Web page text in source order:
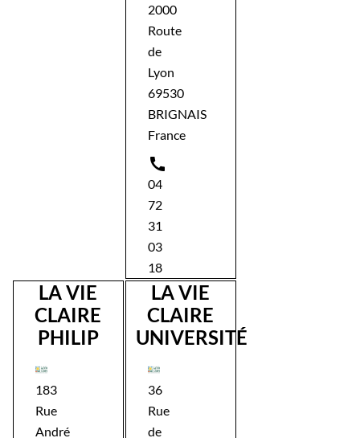
2000
Route
de
Lyon
69530
BRIGNAIS
France

04
72
31
03
18
LA VIE
CLAIRE
PHILIP
183
Rue
André
LA VIE
CLAIRE
UNIVERSITÉ
36
Rue
de